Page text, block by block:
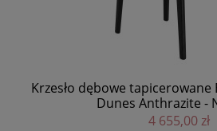
Krzesło dębowe tapicerowane
Dunes Anthrazite -
4 655,00 zł